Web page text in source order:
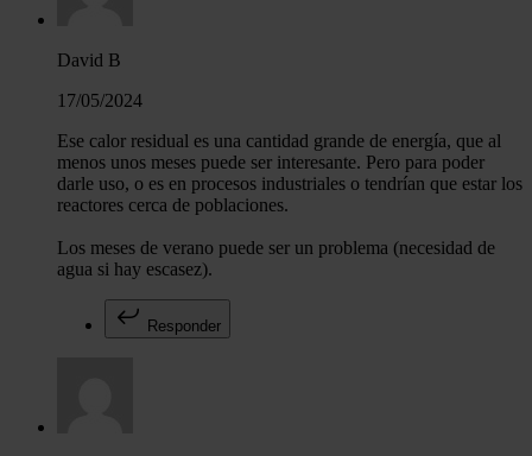
David B
17/05/2024
Ese calor residual es una cantidad grande de energía, que al
menos unos meses puede ser interesante. Pero para poder
darle uso, o es en procesos industriales o tendrían que estar los
reactores cerca de poblaciones.
Los meses de verano puede ser un problema (necesidad de
agua si hay escasez).
Responder